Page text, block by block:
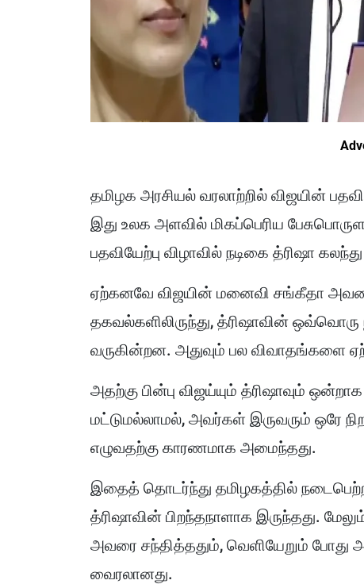
தமிழக அரசியல் வரலாற்றில் விஜயின்
இது உலக அளவில் மிகப்பெரிய
பதவியேற்பு விழாவில் நடிகை த்ரிஷா
ஏற்கனவே விஜயின் மனைவி சங்கீதா
தகவல்களிலிருந்து, த்ரிஷாவின்
வருகின்றன. அதுவும் பல விவாதங்களை
அதற்கு பின்பு விஜய்யும் த்ரிஷாவும்
மட்டுமல்லாமல், அவர்கள் இருவரும் ஒரே
எழுவதற்கு காரணமாக அமைந்தது.
இதைத் தொடர்ந்து தமிழகத்தில்
த்ரிஷாவின் பிறந்தநாளாக இருந்தது.
அவரை சந்தித்ததும், வெளியேறும்
வைரலானது.